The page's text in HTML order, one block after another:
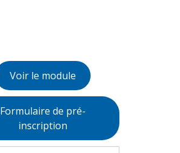
Voir le module
Formulaire de pré-
inscription